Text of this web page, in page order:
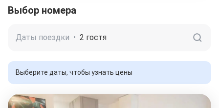
Выбор номера
Даты поездки • 2 гостя
Выберите даты, чтобы узнать цены